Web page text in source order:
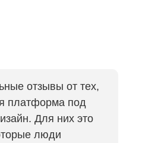
отзывы от тех,
платформа под
Для них это
люди